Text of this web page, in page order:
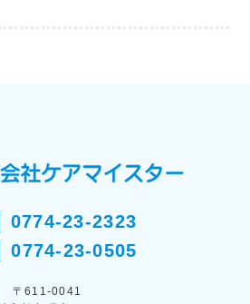
0774-23-2323
0774-23-0505
〒611-0041